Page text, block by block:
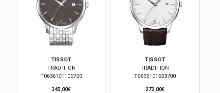
TISSOT
TRADITION
T0636101106700
345,00€
TISSOT
TRADITION
T0636101603700
272,00€